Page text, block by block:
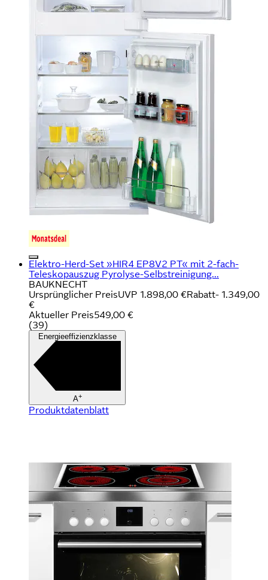
Elektro-Herd-Set »HIR4 EP8V2 PT« mit 2-fach-
Teleskopauszug Pyrolyse-Selbstreinigung...
BAUKNECHT
Ursprünglicher PreisUVP 1.898,00 €Rabatt- 1.349,00
€
Aktueller Preis549,00 €
(39)
Energieeffizienzklasse
A+
Produktdatenblatt